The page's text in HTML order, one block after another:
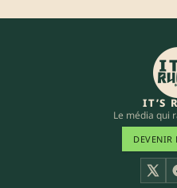
IT’S
Le média qui
DEVENIR
X